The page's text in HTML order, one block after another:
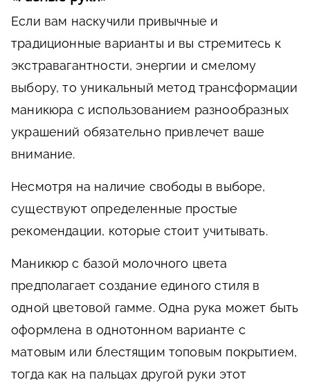
Если вам наскучили привычные и
традиционные варианты и вы стремитесь к
экстравагантности, энергии и смелому
выбору, то уникальный метод трансформации
маникюра с использованием разнообразных
украшений обязательно привлечет ваше
внимание.
Несмотря на наличие свободы в выборе,
существуют определенные простые
рекомендации, которые стоит учитывать.
Маникюр с базой молочного цвета
предполагает создание единого стиля в
одной цветовой гамме. Одна рука может быть
оформлена в однотонном варианте с
матовым или блестящим топовым покрытием,
тогда как на пальцах другой руки этот